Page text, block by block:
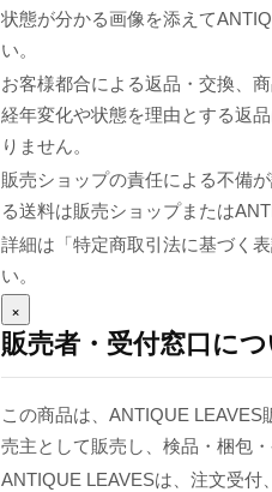
状態が分かる画像を添えて
い。
お客様都合による返品・交換、
経年変化や状態を理由とする返
りません。
販売ショップの責任による不備
る送料は販売ショップまたは
詳細は「特定商取引法に基づく
い。
×
販売者・受付窓口に
この商品は、ANTIQUE LEAVES
売主として販売し、検品・梱包・
ANTIQUE LEAVESは、注文受付